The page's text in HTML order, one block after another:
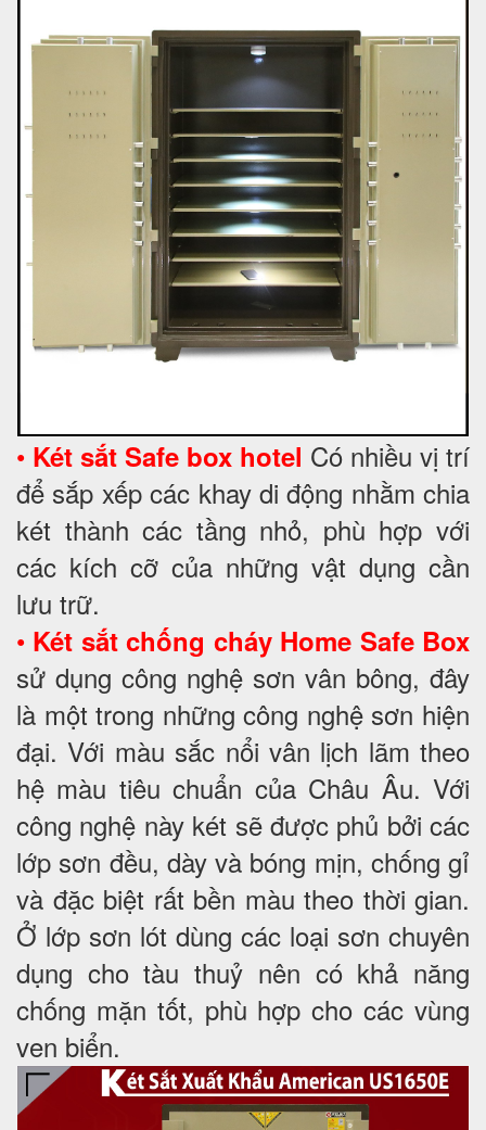
• Két sắt Safe box hotel Có nhiều vị trí
để sắp xếp các khay di động nhằm chia
két thành các tầng nhỏ, phù hợp với
các kích cỡ của những vật dụng cần
lưu trữ.
• Két sắt chống cháy Home Safe Box
sử dụng công nghệ sơn vân bông, đây
là một trong những công nghệ sơn hiện
đại. Với màu sắc nổi vân lịch lãm theo
hệ màu tiêu chuẩn của Châu Âu. Với
công nghệ này két sẽ được phủ bởi các
lớp sơn đều, dày và bóng mịn, chống gỉ
và đặc biệt rất bền màu theo thời gian.
Ở lớp sơn lót dùng các loại sơn chuyên
dụng cho tàu thuỷ nên có khả năng
chống mặn tốt, phù hợp cho các vùng
ven biển.